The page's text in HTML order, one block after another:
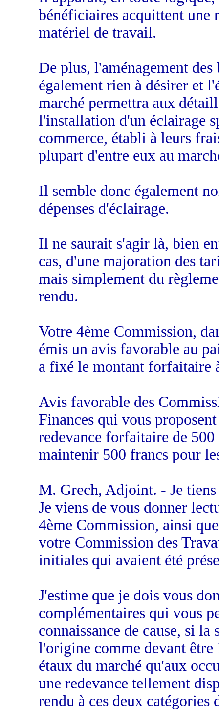
bénéficiaires acquittent une
matériel de travail.
De plus, l'aménagement
également rien à désirer et
marché permettra aux
l'installation d'un éclairage
commerce, établi à leurs
plupart d'entre eux au
Il semble donc également
dépenses d'éclairage.
Il ne saurait s'agir là, bien
cas, d'une majoration des
mais simplement du
rendu.
Votre 4ème Commission,
émis un avis favorable au
a fixé le montant forfaitaire
Avis favorable des
Finances qui vous
redevance forfaitaire de
maintenir 500 francs pour
M. Grech, Adjoint. - Je
Je viens de vous donner
4ème Commission, ainsi
votre Commission des
initiales qui avaient été
J'estime que je dois vous
complémentaires qui vous
connaissance de cause, si
l'origine comme devant être
étaux du marché qu'aux
une redevance tellement
rendu à ces deux catégories